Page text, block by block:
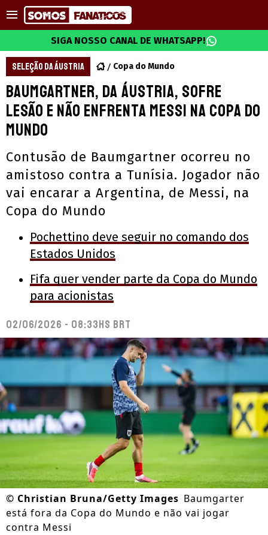
SIGA NOSSO CANAL DE WHATSAPP!
SELEÇÃO DA ÁUSTRIA Copa do Mundo
Baumgartner, da Áustria, sofre
lesão e não enfrenta Messi na Copa do
Mundo
Contusão de Baumgartner ocorreu no
amistoso contra a Tunísia. Jogador não
vai encarar a Argentina, de Messi, na
Copa do Mundo
Pochettino deve seguir no comando dos
Estados Unidos
Fifa quer vender parte da Copa do Mundo
para acionistas
02/06/2026 - 08:33hs BRT
© Christian Bruna/Getty Images Baumgarter
está fora da Copa do Mundo e não vai jogar
contra Messi